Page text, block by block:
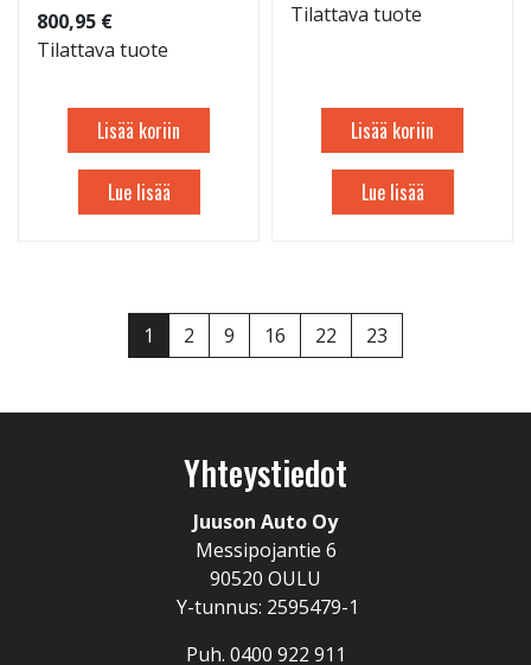
800,95 €
Tilattava tuote
Lisää koriin
Lue lisää
Tilattava tuote
Lisää koriin
Lue lisää
1 2 9 16 22 23
Yhteystiedot
Juuson Auto Oy
Messipojantie 6
90520 OULU
Y-tunnus: 2595479-1
Puh. 0400 922 911